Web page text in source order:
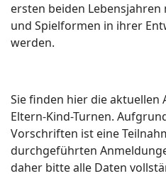
ersten beiden
und Spielformen in ihrer
werden.
Sie finden hier die aktuellen
Eltern-Kind-Turnen.
Vorschriften ist eine
durchgeführten
daher bitte alle Daten